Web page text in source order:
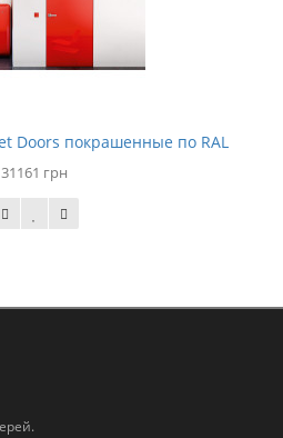
Doors покрашенные по RAL
31161 грн